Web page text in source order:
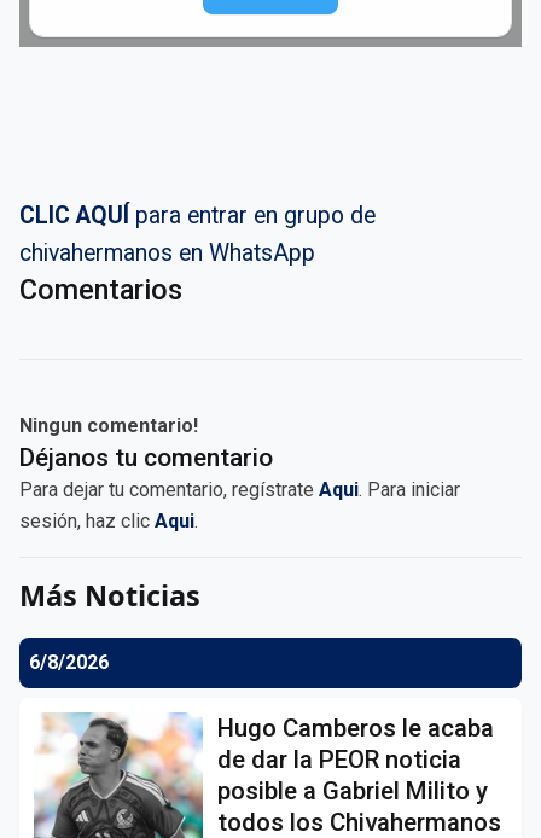
CLIC AQUÍ para entrar en grupo de
chivahermanos en WhatsApp
Comentarios
Ningun comentario!
Déjanos tu comentario
Para dejar tu comentario, regístrate Aqui. Para iniciar
sesión, haz clic Aqui.
Más Noticias
6/8/2026
Hugo Camberos le acaba
de dar la PEOR noticia
posible a Gabriel Milito y
todos los Chivahermanos